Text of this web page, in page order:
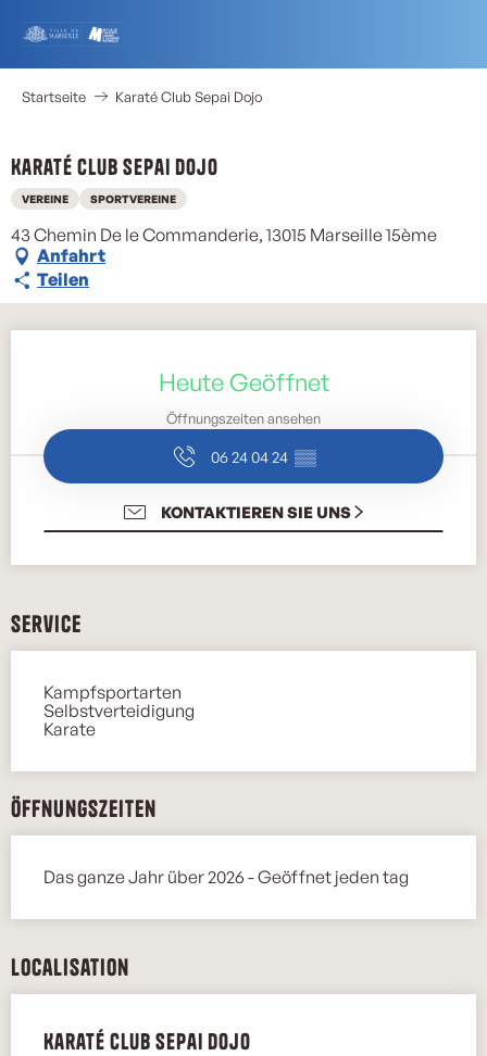
contenu
principal
Startseite Karaté Club Sepai Dojo
Karaté Club Sepai Dojo
VEREINE SPORTVEREINE
43 Chemin De le Commanderie, 13015 Marseille 15ème
Anfahrt
Teilen
Heute Geöffnet
Öffnungszeiten ansehen
06 24 04 24 ▒▒
KONTAKTIEREN SIE UNS
Service
Kampfsportarten
Selbstverteidigung
Karate
Öffnungszeiten
Das ganze Jahr über 2026 - Geöffnet jeden tag
Localisation
Karaté Club Sepai Dojo